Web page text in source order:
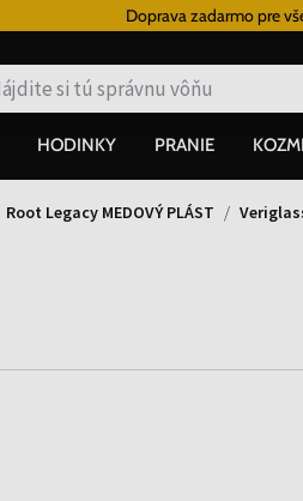
Doprava zadarmo pre
HODINKY PRANIE
Root Legacy MEDOVÝ PLÁST